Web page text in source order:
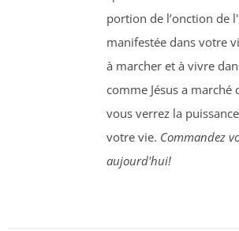
portion de l’onction de
manifestée dans votre
à marcher et à vivre
comme Jésus a marché
vous verrez la
votre vie. Commandez
aujourd'hui!